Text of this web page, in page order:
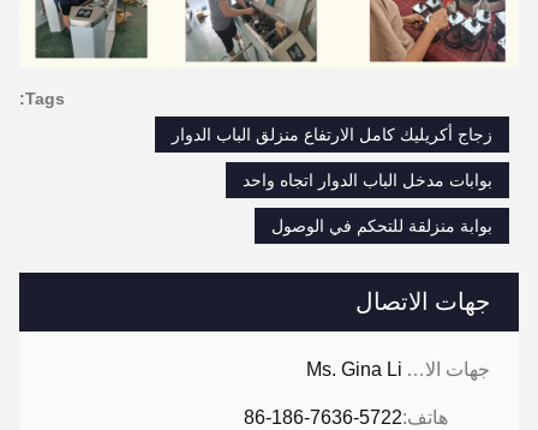
جهات الاتصال
جهات الاتصال: Ms. Gina Li
هاتف:86-186-7636-5722
Tags:
زجاج أكريليك كامل الارتفاع منزلق الباب الدوار
بوابات مدخل الباب الدوار اتجاه واحد
بوابة منزلقة للتحكم في الوصول